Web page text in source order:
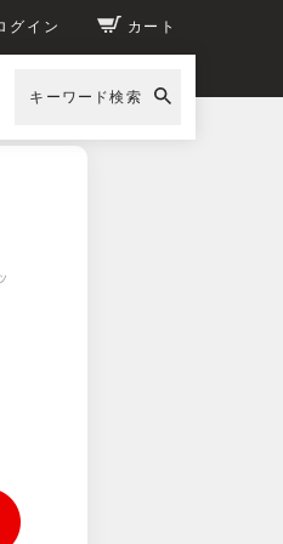
グイン カート
キーワード検索